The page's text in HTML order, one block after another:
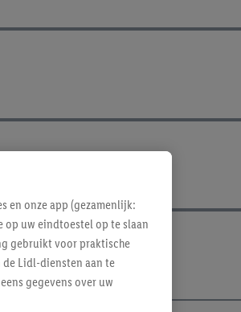
en onze app (gezamenlijk:
uw eindtoestel op te slaan
gebruikt voor praktische
Lidl-diensten aan te
gegevens over uw